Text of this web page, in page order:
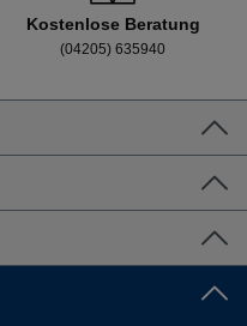
Kostenlose Beratung
(04205) 635940